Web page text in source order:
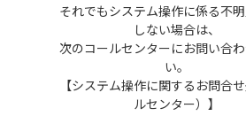
それでもシステム操作に係る不
しない場合は、
次のコールセンターにお問い合
い。
【システム操作に関するお問合
ルセンター）】